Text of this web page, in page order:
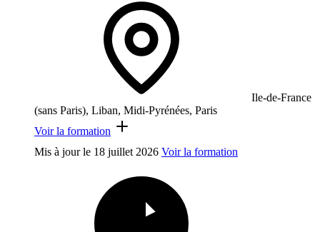
Ile-de-France
(sans Paris), Liban, Midi-Pyrénées, Paris
Voir la formation
Mis à jour le 18 juillet 2026 Voir la formation